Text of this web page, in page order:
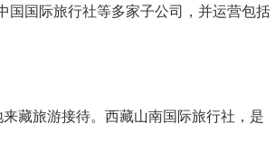
国国际旅行社等多家子公司，并运营包括
藏旅游接待。西藏山南国际旅行社，是